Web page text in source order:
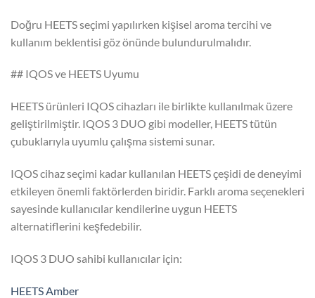
Doğru HEETS seçimi yapılırken kişisel aroma tercihi ve
kullanım beklentisi göz önünde bulundurulmalıdır.
## IQOS ve HEETS Uyumu
HEETS ürünleri IQOS cihazları ile birlikte kullanılmak üzere
geliştirilmiştir. IQOS 3 DUO gibi modeller, HEETS tütün
çubuklarıyla uyumlu çalışma sistemi sunar.
IQOS cihaz seçimi kadar kullanılan HEETS çeşidi de deneyimi
etkileyen önemli faktörlerden biridir. Farklı aroma seçenekleri
sayesinde kullanıcılar kendilerine uygun HEETS
alternatiflerini keşfedebilir.
IQOS 3 DUO sahibi kullanıcılar için:
HEETS Amber